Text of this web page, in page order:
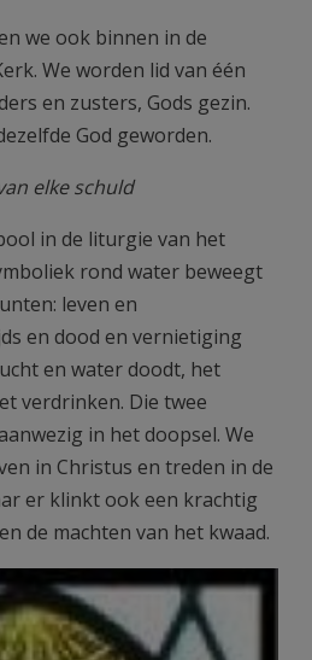
we ook binnen in de
We worden lid van één
en zusters, Gods gezin.
God geworden.
elke schuld
in de liturgie van het
rond water beweegt
leven en
en dood en vernietiging
en water doodt, het
verdrinken. Die twee
in het doopsel. We
in Christus en treden in de
er klinkt ook een krachtig
de machten van het kwaad.